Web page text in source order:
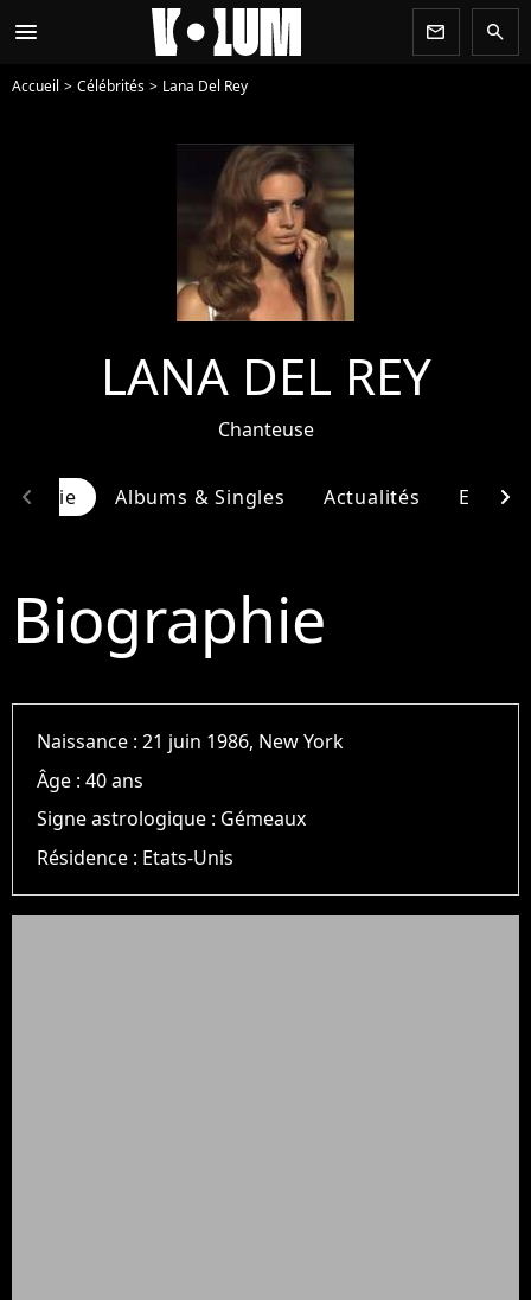
menu newsletter search
Accueil Célébrités Lana Del Rey
LANA DEL REY
Chanteuse
Albums & Singles Actualités
chevron_left chevron_right
Biographie
Naissance :21 juin 1986, New York
Âge :40 ans
Signe astrologique : Gémeaux
Résidence : Etats-Unis